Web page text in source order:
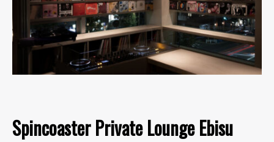
Spincoaster Private Lounge Ebisu